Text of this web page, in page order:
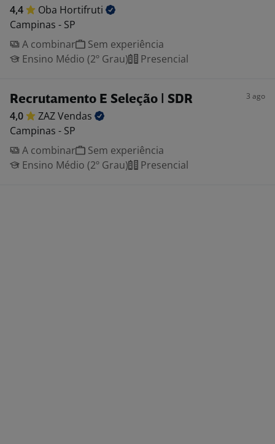
4,4 Oba Hortifruti
Campinas - SP
A combinar
Sem experiência
Ensino Médio (2º Grau)
Presencial
Recrutamento E Seleção | SDR 3 ago
4,0 ZAZVendas
Campinas - SP
A combinar
Sem experiência
Ensino Médio (2º Grau)
Presencial